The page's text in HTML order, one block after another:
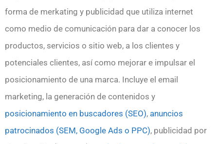
forma de merkating y publicidad que utiliza internet
como medio de comunicación para dar a conocer los
productos, servicios o sitio web, a los clientes y
potenciales clientes, así como mejorar e impulsar el
posicionamiento de una marca. Incluye el email
marketing, la generación de contenidos y
posicionamiento en buscadores (SEO), anuncios
patrocinados (SEM, Google Ads o PPC), publicidad por